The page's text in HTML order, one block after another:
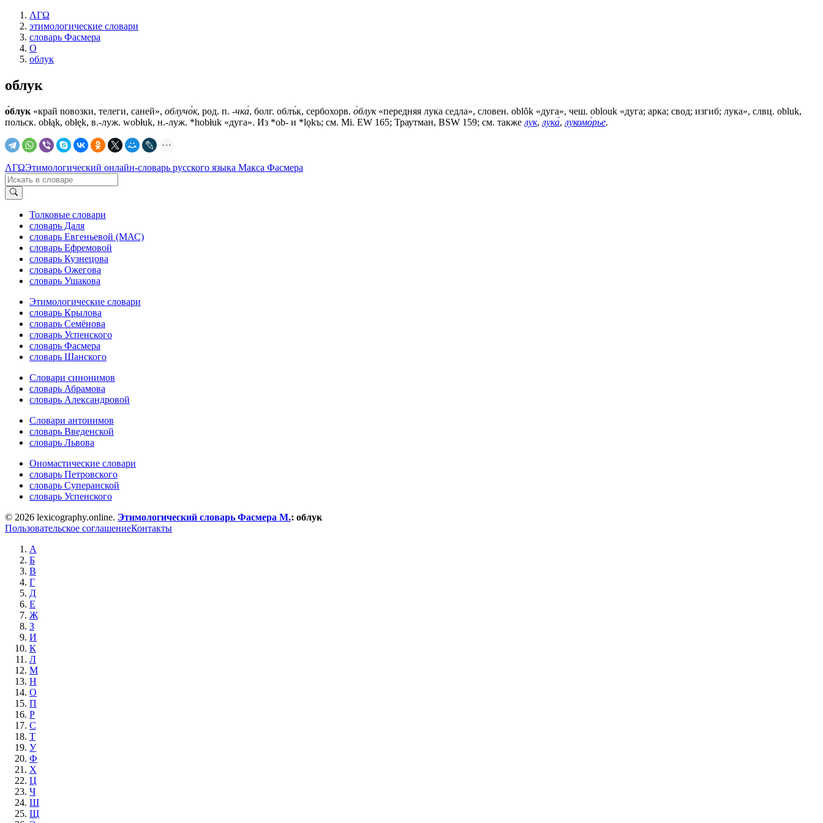
ΛΓΩ
этимологические словари
словарь Фасмера
О
облук
облук
о́блук «край nовозки, телеги, саней», облучо́к, род. п. -чка́, болг. облъ́к, сербохорв. о̀блук«передняя лука седла», словен. оblȏk «дуга», чеш. oblouk «дуга; арка; свод; изгиб; лука», слвц. obluk,
польск. obłąk, obłęk, в.-луж. wobłuk, н.-луж. *hobłuk «дуга». Из *оb- и *lǫkъ; см. Мi. ЕW 165; Траутман, ВSW 159; см. также лук, лука́, лукомо́рье.
ΛΓΩЭтимологический онлайн-словарь русского языка Макса Фасмера
Толковые словари
словарь Даля
словарь Евгеньевой (МАС)
словарь Ефремовой
словарь Кузнецова
словарь Ожегова
словарь Ушакова
Этимологические словари
словарь Крылова
словарь Семёнова
словарь Успенского
словарь Фасмера
словарь Шанского
Словари синонимов
словарь Абрамова
словарь Александровой
Словари антонимов
словарь Введенской
словарь Львова
Ономастические словари
словарь Петровского
словарь Суперанской
словарь Успенского
© 2026 lexicography.online. Этимологический словарь Фасмера М.: облук
Пользовательское соглашениеКонтакты
А
Б
В
Г
Д
Е
Ж
З
И
К
Л
М
Н
О
П
Р
С
Т
У
Ф
Х
Ц
Ч
Ш
Щ